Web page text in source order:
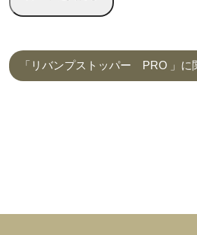
「リバンプストッパー PRO 」に